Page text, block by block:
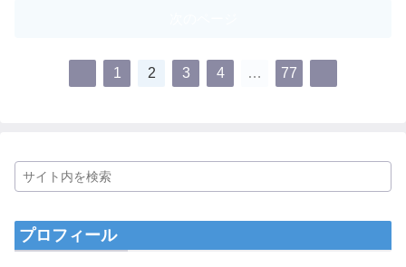
1 2 3 4 … 77
プロフィール